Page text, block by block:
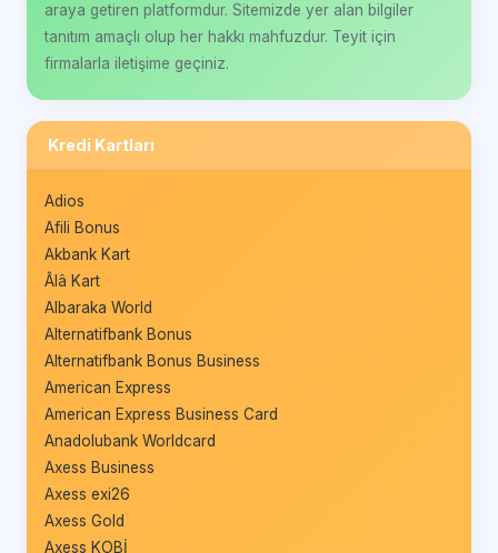
araya getiren platformdur. Sitemizde yer alan bilgiler
tanıtım amaçlı olup her hakkı mahfuzdur. Teyit için
firmalarla iletişime geçiniz.
Kredi Kartları
Adios
Afili Bonus
Akbank Kart
Âlâ Kart
Albaraka World
Alternatifbank Bonus
Alternatifbank Bonus Business
American Express
American Express Business Card
Anadolubank Worldcard
Axess Business
Axess exi26
Axess Gold
Axess KOBİ